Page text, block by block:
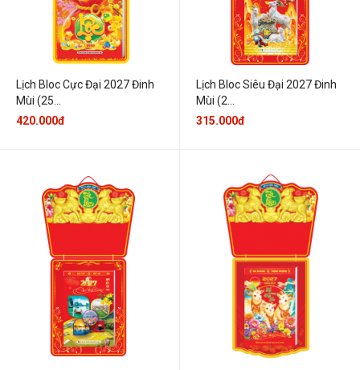
Lịch Bloc Cực Đại 2027 Đinh
Mùi (25...
420.000đ
Lịch Bloc Siêu Đại 2027 Đinh
Mùi (2...
315.000đ